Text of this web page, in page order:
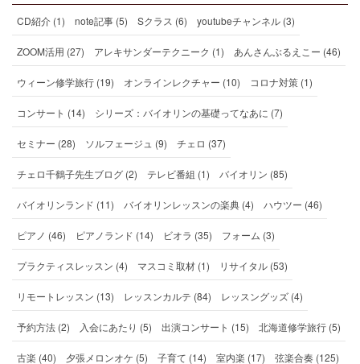
CD紹介 (1) note記事 (5) Sクラス (6) youtubeチャンネル (3)
ZOOM活用 (27) アレキサンダーテクニーク (1) あんさんぶるえこー (46)
ウィーン修学旅行 (19) オンラインレクチャー (10) コロナ対策 (1)
コンサート (14) シリーズ：バイオリンの基礎ってなあに (7)
セミナー (28) ソルフェージュ (9) チェロ (37)
チェロ千鶴子先生ブログ (2) テレビ番組 (1) バイオリン (85)
バイオリンランド (11) バイオリンレッスンの楽典 (4) ハウツー (46)
ピアノ (46) ピアノランド (14) ビオラ (35) フォーム (3)
プラクティスレッスン (4) マスコミ取材 (1) リサイタル (53)
リモートレッスン (13) レッスンカルテ (84) レッスングッズ (4)
予約方法 (2) 入会にあたり (5) 出演コンサート (15) 北海道修学旅行 (5)
古楽 (40) 夕張メロンオケ (5) 子育て (14) 室内楽 (17) 弦楽合奏 (125)